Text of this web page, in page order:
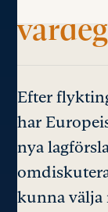
Efter
har
nya
kunna välja